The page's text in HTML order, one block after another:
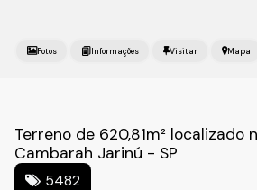
Fotos Mapa
Terreno de 620,81m² localizado
Cambarah Jarinú - SP
5482